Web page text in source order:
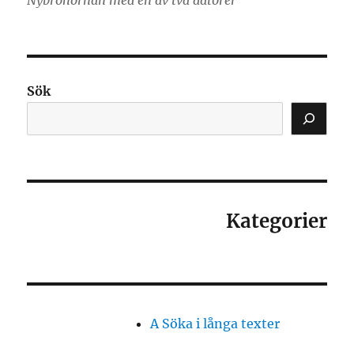
Sök
Kategorier
A Söka i långa texter